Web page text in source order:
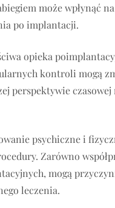
może wpłynąć
po implantacji.
opieka
kontroli mogą
perspektywie
psychiczne i
Zarówno
mogą
leczenia.